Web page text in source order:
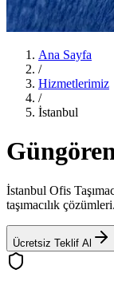
Ana Sayfa
/
Hizmetlerimiz
/
İstanbul
İstanbul Ofis
taşımacılık çözümleri.
Ücretsiz Teklif Al